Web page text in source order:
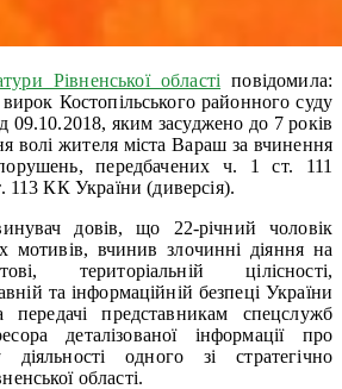
Рівненської області повідомила:
Костопільського районного суду
09.10.2018, яким засуджено до 7 років
волі жителя міста Вараш за вчинення
передбачених ч. 1 ст. 111
113 КК України (диверсія).
довів, що 22-річний чоловік
мотивів, вчинив злочинні діяння на
територіальній цілісності,
та інформаційній безпеці України
представникам спецслужб
деталізованої інформації про
діяльності одного зі стратегічно
області.